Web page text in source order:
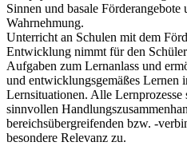
Sinnen und basale
Wahrnehmung.
Unterricht an Schulen mit dem
Entwicklung nimmt für den
Aufgaben zum Lernanlass und
und entwicklungsgemäßes Lernen
Lernsituationen. Alle
sinnvollen
bereichsübergreifenden bzw. -
besondere Relevanz zu.